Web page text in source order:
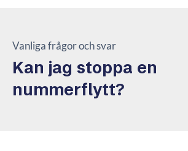
Vanliga frågor och svar
Kan jag stoppa en
nummerflytt?